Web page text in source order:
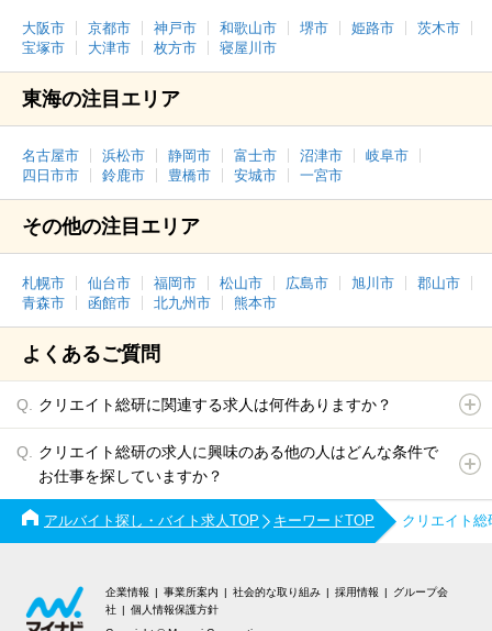
大阪市 京都市 神戸市 和歌山市 堺市 姫路市
茨木市
宝塚市
大津市 枚方市 寝屋川市
東海の注目エリア
名古屋市 浜松市 静岡市 富士市 沼津市
岐阜市
四日市市
鈴鹿市 豊橋市 安城市 一宮市
その他の注目エリア
札幌市 仙台市 福岡市 松山市 広島市 旭川市
郡山市
青森市
函館市 北九州市 熊本市
よくあるご質問
クリエイト総研に関連する求人は何件ありますか？
クリエイト総研の求人に興味のある他の人はどんな条件で
お仕事を探していますか？
アルバイト探し・バイト求人TOP キーワードTOP クリエイト
企業情報 事業所案内 社会的な取り組み 採用情報
グループ会
社
個人情報保護方針